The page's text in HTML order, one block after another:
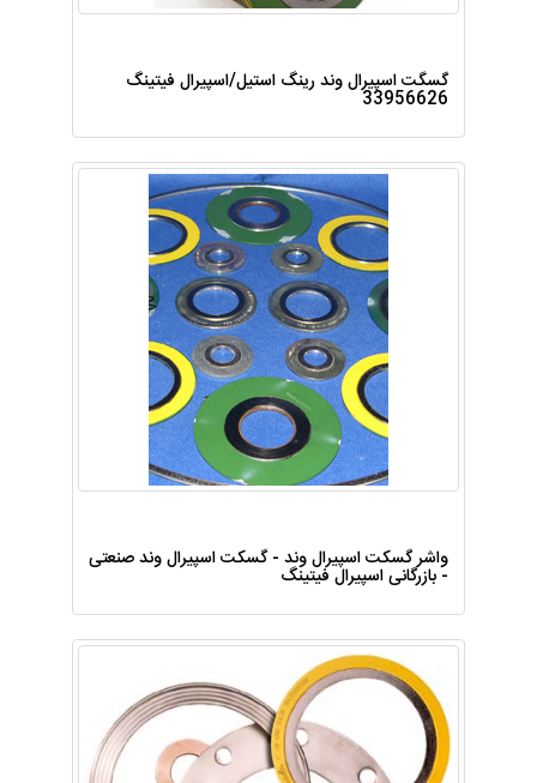
گسگت اسپیرال وند رینگ استیل/اسپیرال فیتینگ
33956626
واشر گسکت اسپیرال وند - گسکت اسپیرال وند صنعتی
- بازرگانی اسپیرال فیتینگ